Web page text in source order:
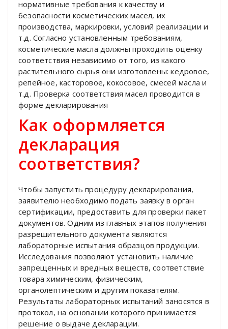
нормативные требования к качеству и
безопасности косметических масел, их
производства, маркировки, условий реализации и
т.д. Согласно установленным требованиям,
косметические масла должны проходить оценку
соответствия независимо от того, из какого
растительного сырья они изготовлены: кедровое,
репейное, касторовое, кокосовое, смесей масла и
т.д. Проверка соответствия масел проводится в
форме декларирования
Как оформляется
декларация
соответствия?
Чтобы запустить процедуру декларирования,
заявителю необходимо подать заявку в орган
сертификации, предоставить для проверки пакет
документов. Одним из главных этапов получения
разрешительного документа являются
лабораторные испытания образцов продукции.
Исследования позволяют установить наличие
запрещенных и вредных веществ, соответствие
товара химическим, физическим,
органолептическим и другим показателям.
Результаты лабораторных испытаний заносятся в
протокол, на основании которого принимается
решение о выдаче декларации.